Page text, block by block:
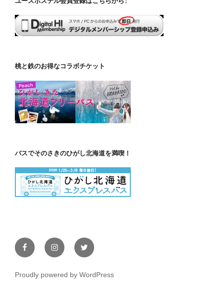
桃と鉄のお得なコラボチケット
バスでそのさきのひがし北海道を満喫！
FacebookInstagramTwitter
Proudly powered by WordPress